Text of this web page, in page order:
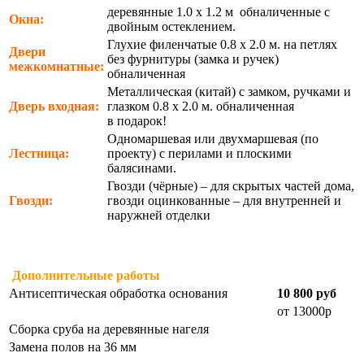
Окна:
деревянные 1.0 х 1.2 м обналиченные с
двойным остеклением.
Двери
межкомнатные:
Глухие филенчатые 0.8 х 2.0 м. на петлях
без фурнитуры (замка и ручек)
обналиченная
Дверь входная:
Металлическая (китай) с замком, ручками и
глазком 0.8 х 2.0 м. обналиченная
в подарок!
Лестница:
Одномаршевая или двухмаршевая (по
проекту) с перилами и плоскими
балясинами.
Гвозди:
Гвозди (чёрные) – для скрытых частей дома,
гвозди оцинкованные – для внутренней и
наружней отделки
Дополнительные работы
Антисептическая обработка основания
10 800 руб
от 13000р
Сборка сруба на деревянные нагеля
Замена полов на 36 мм